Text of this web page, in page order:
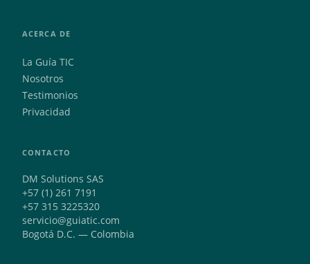
ACERCA DE
La Guía TIC
Nosotros
Testimonios
Privacidad
CONTACTO
DM Solutions SAS
+57 (1) 261 7191
+57 315 3225320
servicio@guiatic.com
Bogotá D.C. — Colombia